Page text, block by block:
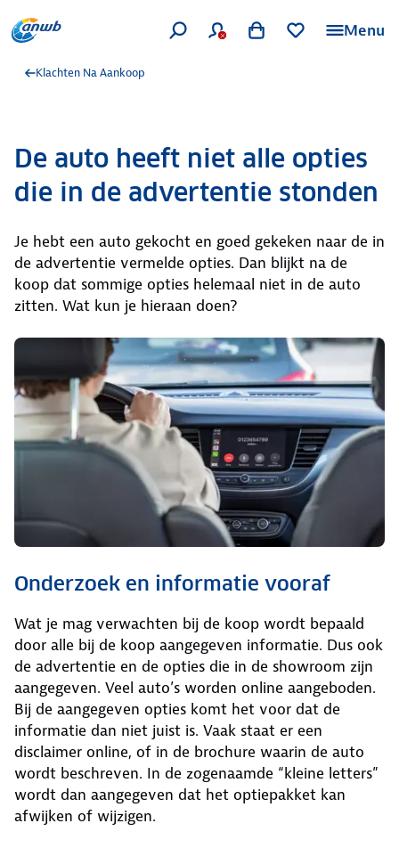
Menu
Klachten Na Aankoop
De auto heeft niet alle opties
die in de advertentie stonden
Je hebt een auto gekocht en goed gekeken naar de in
de advertentie vermelde opties. Dan blijkt na de
koop dat sommige opties helemaal niet in de auto
zitten. Wat kun je hieraan doen?
Onderzoek en informatie vooraf
Wat je mag verwachten bij de koop wordt bepaald
door alle bij de koop aangegeven informatie. Dus ook
de advertentie en de opties die in de showroom zijn
aangegeven. Veel auto’s worden online aangeboden.
Bij de aangegeven opties komt het voor dat de
informatie dan niet juist is. Vaak staat er een
disclaimer online, of in de brochure waarin de auto
wordt beschreven. In de zogenaamde “kleine letters”
wordt dan aangegeven dat het optiepakket kan
afwijken of wijzigen.